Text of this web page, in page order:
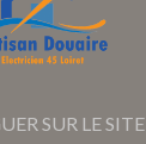
SUR LE SITE